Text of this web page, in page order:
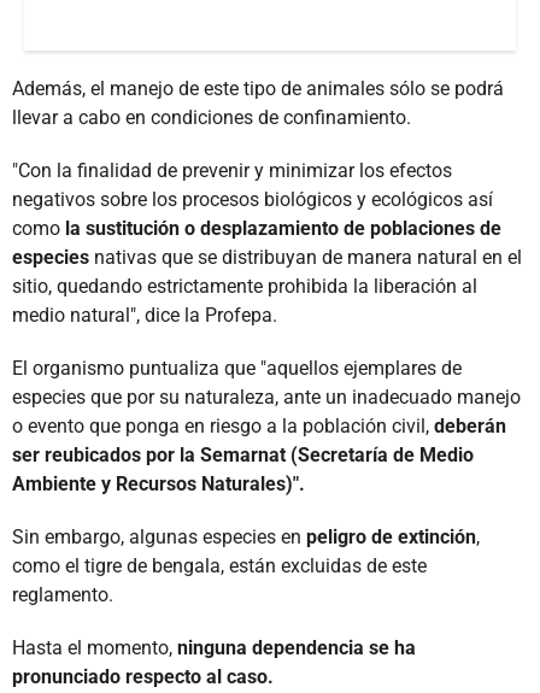
Además, el manejo de este tipo de animales sólo se podrá
llevar a cabo en condiciones de confinamiento.
"Con la finalidad de prevenir y minimizar los efectos
negativos sobre los procesos biológicos y ecológicos así
como la sustitución o desplazamiento de poblaciones de
especies nativas que se distribuyan de manera natural en el
sitio, quedando estrictamente prohibida la liberación al
medio natural", dice la Profepa.
El organismo puntualiza que "aquellos ejemplares de
especies que por su naturaleza, ante un inadecuado manejo
o evento que ponga en riesgo a la población civil, deberán
ser reubicados por la Semarnat (Secretaría de Medio
Ambiente y Recursos Naturales)".
Sin embargo, algunas especies en peligro de extinción,
como el tigre de bengala, están excluidas de este
reglamento.
Hasta el momento, ninguna dependencia se ha
pronunciado respecto al caso.